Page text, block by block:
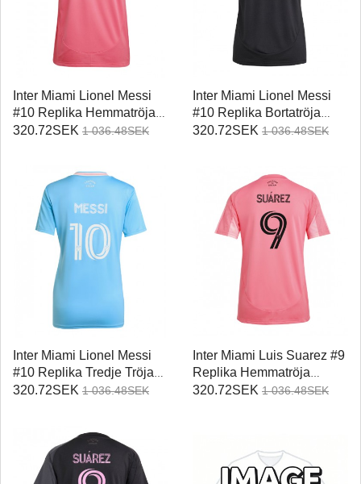
Inter Miami Lionel Messi
#10 Replika Hemmatröja
Damer 2025-26 Kortärmad
320.72SEK 1 036.48SEK
Inter Miami Lionel Messi
#10 Replika Bortatröja
Damer 2025-26 Kortärmad
320.72SEK 1 036.48SEK
Inter Miami Lionel Messi
#10 Replika Tredje Tröja
Damer 2025-26 Kortärmad
320.72SEK 1 036.48SEK
Inter Miami Luis Suarez #9
Replika Hemmatröja
Damer 2025-26 Kortärmad
320.72SEK 1 036.48SEK